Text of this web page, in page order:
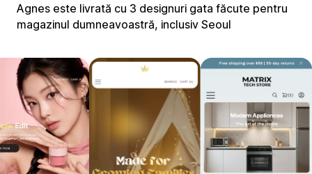
Agnes este livrată cu 3 designuri gata făcute pentru
magazinul dumneavoastră, inclusiv Seoul